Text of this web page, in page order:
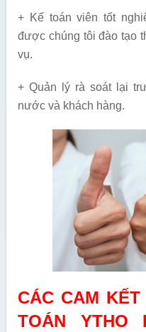
+ Kế toán viên tốt
được chúng tôi đào tạo
vụ.
+ Quản lý rà soát lại
nước và khách hàng.
CÁC CAM
TOÁN YTHO